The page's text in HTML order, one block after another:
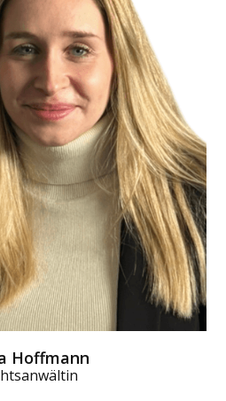
Hoffmann